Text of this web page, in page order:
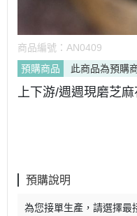
商品編號： AN0409
預購商品
此商品為預購
上下游/週週現磨芝
預購說明
為您接單生產，請選擇最